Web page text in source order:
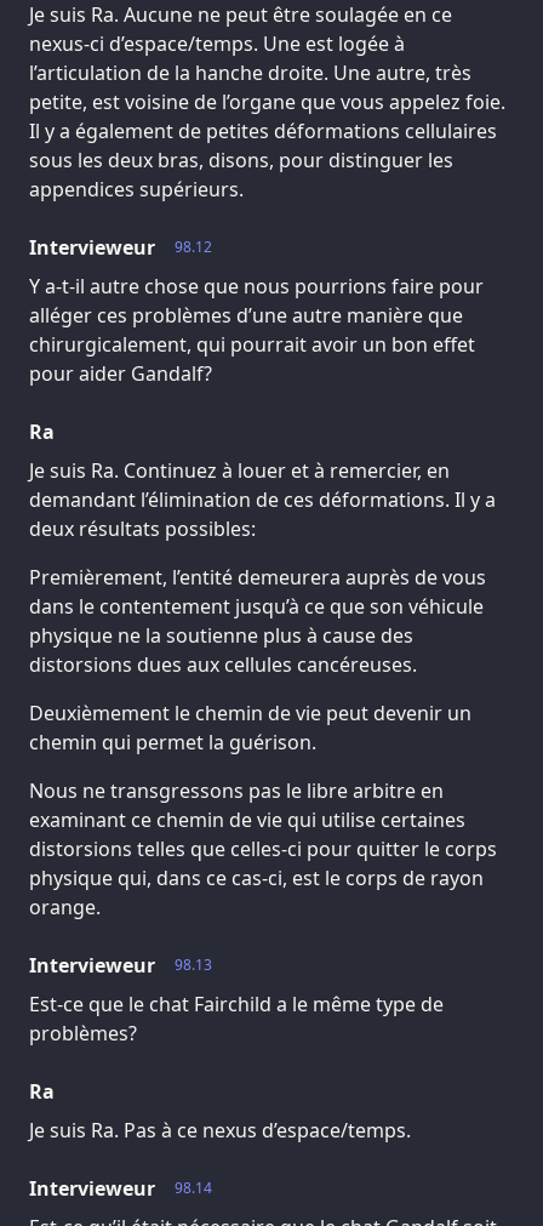
Je suis Ra. Aucune ne peut être soulagée en ce
nexus-ci d’espace/temps. Une est logée à
l’articulation de la hanche droite. Une autre, très
petite, est voisine de l’organe que vous appelez foie.
Il y a également de petites déformations cellulaires
sous les deux bras, disons, pour distinguer les
appendices supérieurs.
98.12
Intervieweur
Y a-t-il autre chose que nous pourrions faire pour
alléger ces problèmes d’une autre manière que
chirurgicalement, qui pourrait avoir un bon effet
pour aider Gandalf?
Ra
Je suis Ra. Continuez à louer et à remercier, en
demandant l’élimination de ces déformations. Il y a
deux résultats possibles:
Premièrement, l’entité demeurera auprès de vous
dans le contentement jusqu’à ce que son véhicule
physique ne la soutienne plus à cause des
distorsions dues aux cellules cancéreuses.
Deuxièmement le chemin de vie peut devenir un
chemin qui permet la guérison.
Nous ne transgressons pas le libre arbitre en
examinant ce chemin de vie qui utilise certaines
distorsions telles que celles-ci pour quitter le corps
physique qui, dans ce cas-ci, est le corps de rayon
orange.
98.13
Intervieweur
Est-ce que le chat Fairchild a le même type de
problèmes?
Ra
Je suis Ra. Pas à ce nexus d’espace/temps.
98.14
Intervieweur